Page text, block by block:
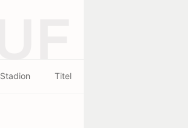
Stadion Titel